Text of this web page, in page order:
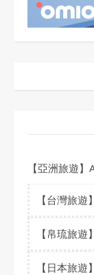
【亞洲旅遊】
【台灣旅遊
【帛琉旅遊
【日本旅遊